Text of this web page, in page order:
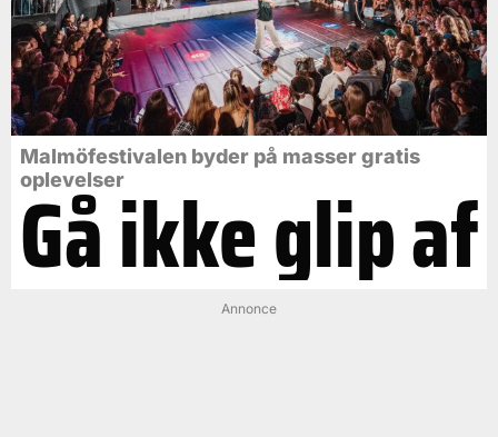
Malmöfestivalen byder på masser gratis
oplevelser
Gå ikke glip af
Annonce